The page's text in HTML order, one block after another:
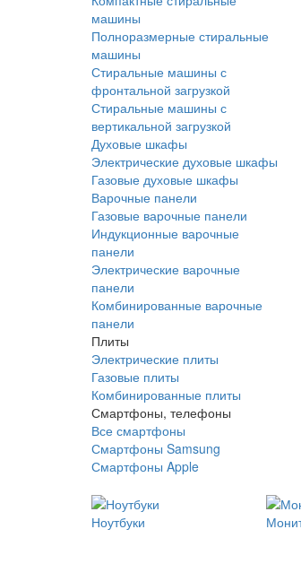
машины
Полноразмерные стиральные
машины
Стиральные машины с
фронтальной загрузкой
Стиральные машины с
вертикальной загрузкой
Духовые шкафы
Электрические духовые шкафы
Газовые духовые шкафы
Варочные панели
Газовые варочные панели
Индукционные варочные
панели
Электрические варочные
панели
Комбинированные варочные
панели
Плиты
Электрические плиты
Газовые плиты
Комбинированные плиты
Смартфоны, телефоны
Все смартфоны
Смартфоны Samsung
Смартфоны Apple
Ноутбуки